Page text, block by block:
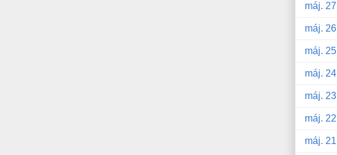
máj. 27
máj. 26
máj. 25
máj. 24
máj. 23
máj. 22
máj. 21